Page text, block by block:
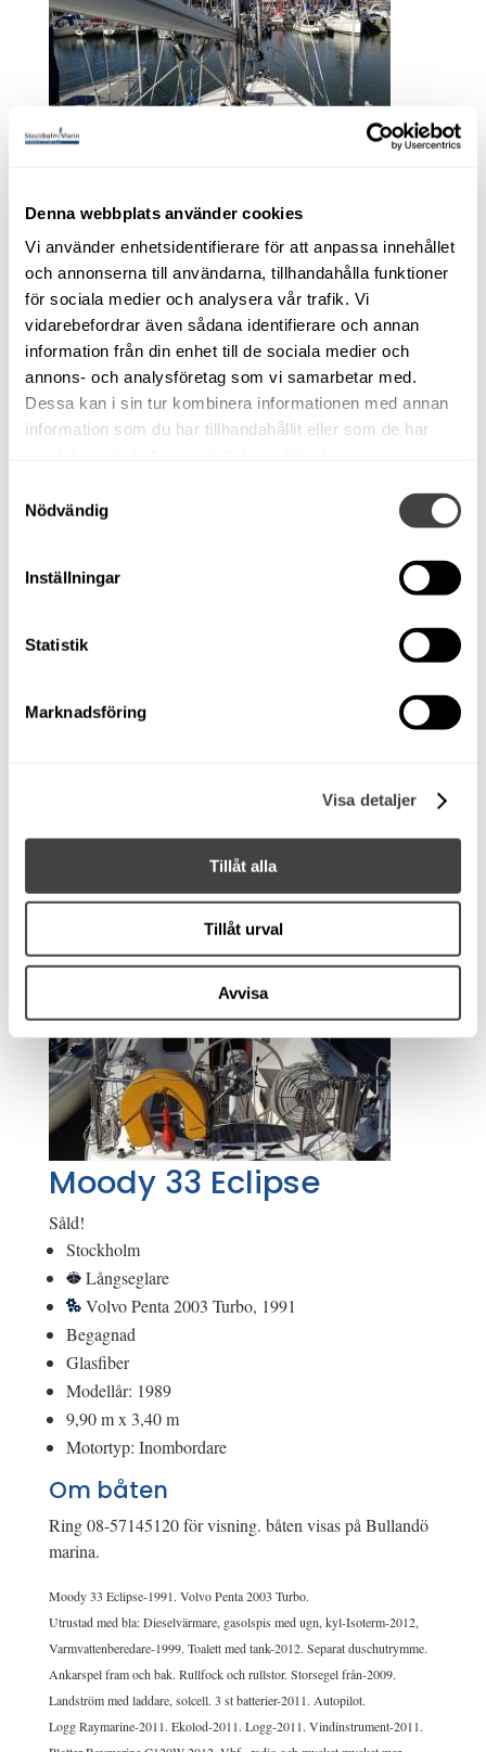
Denna webbplats använder cookies
Vi använder enhetsidentifierare för att anpassa innehållet
och annonserna till användarna, tillhandahålla funktioner
för sociala medier och analysera vår trafik. Vi
vidarebefordrar även sådana identifierare och annan
information från din enhet till de sociala medier och
annons- och analysföretag som vi samarbetar med.
Dessa kan i sin tur kombinera informationen med annan
information som du har tillhandahållit eller som de har
Nödvändig
Inställningar
Statistik
Marknadsföring
Visa detaljer
Tillåt alla
Tillåt urval
Avvisa
Moody 33 Eclipse
Såld!
Stockholm
Långseglare
Volvo Penta 2003 Turbo, 1991
Begagnad
Glasfiber
Modellår: 1989
9,90 m x 3,40 m
Motortyp: Inombordare
Om båten
Ring 08-57145120 för visning. båten visas på Bullandö
marina.
Moody 33 Eclipse-1991. Volvo Penta 2003 Turbo.
Utrustad med bla: Dieselvärmare, gasolspis med ugn, kyl-Isoterm-2012,
Varmvattenberedare-1999. Toalett med tank-2012. Separat duschutrymme.
Ankarspel fram och bak. Rullfock och rullstor. Storsegel från-2009.
Landström med laddare, solcell. 3 st batterier-2011. Autopilot.
Logg Raymarine-2011. Ekolod-2011. Logg-2011. Vindinstrument-2011.